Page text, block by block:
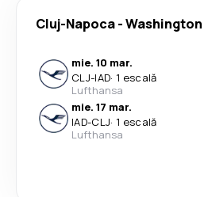
Cluj-Napoca-Washington
mie. 10 mar.
CLJ-IAD· 1 escală
Lufthansa
mie. 17 mar.
IAD-CLJ· 1 escală
Lufthansa